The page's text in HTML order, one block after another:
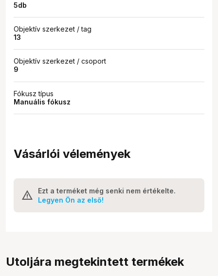
5db
Objektív szerkezet / tag
13
Objektív szerkezet / csoport
9
Fókusz típus
Manuális fókusz
Vásárlói vélemények
Ezt a terméket még senki nem értékelte.
Legyen Ön az első!
Utoljára megtekintett termékek